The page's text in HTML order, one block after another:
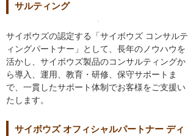
サルティング
サイボウズの認定する「サイボウズ コンサルテ
ィングパートナー」として、長年のノウハウを
活かし、サイボウズ製品のコンサルティングか
ら導入、運用、教育・研修、保守サポートま
で、一貫したサポート体制でお客様をご支援い
たします。
サイボウズ オフィシャルパートナー ディ